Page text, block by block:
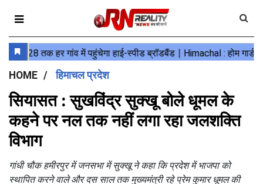
HOME हिमाचल प्रदेश
सियासत : सुखविंद्र सुक्खू बोले धूमल के
कहने पर नल तक नहीं लगा रहा जलशक्ति
विभाग
गांधी चौक हमीरपुर में जनसभा में सुक्खू ने कहा कि प्रदेश में भाजपा को
स्थापित करने वाले और दस साल तक मुख्यमंत्री रहे प्रेम कुमार धूमल की